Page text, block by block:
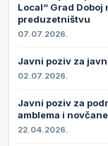
Local“ Grad
preduzetništvu
07.07.2026.
Javni poziv za
02.07.2026.
Javni poziv za
amblema i
22.04.2026.